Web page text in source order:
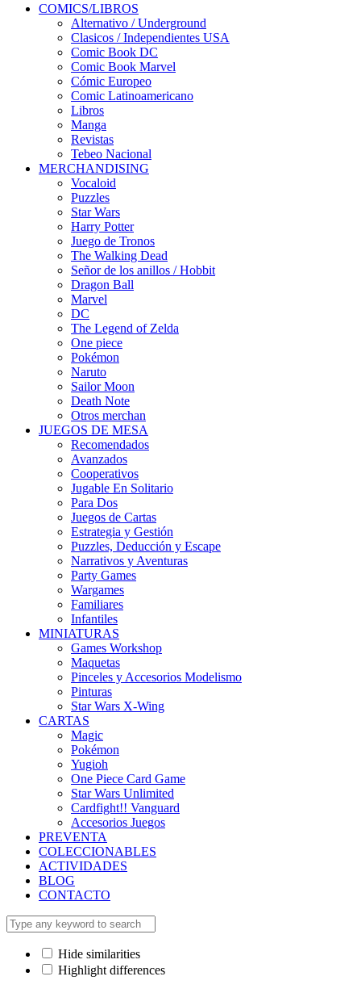
COMICS/LIBROS
Alternativo / Underground
Clasicos / Independientes USA
Comic Book DC
Comic Book Marvel
Cómic Europeo
Comic Latinoamericano
Libros
Manga
Revistas
Tebeo Nacional
MERCHANDISING
Vocaloid
Puzzles
Star Wars
Harry Potter
Juego de Tronos
The Walking Dead
Señor de los anillos / Hobbit
Dragon Ball
Marvel
DC
The Legend of Zelda
One piece
Pokémon
Naruto
Sailor Moon
Death Note
Otros merchan
JUEGOS DE MESA
Recomendados
Avanzados
Cooperativos
Jugable En Solitario
Para Dos
Juegos de Cartas
Estrategia y Gestión
Puzzles, Deducción y Escape
Narrativos y Aventuras
Party Games
Wargames
Familiares
Infantiles
MINIATURAS
Games Workshop
Maquetas
Pinceles y Accesorios Modelismo
Pinturas
Star Wars X-Wing
CARTAS
Magic
Pokémon
Yugioh
One Piece Card Game
Star Wars Unlimited
Cardfight!! Vanguard
Accesorios Juegos
PREVENTA
COLECCIONABLES
ACTIVIDADES
BLOG
CONTACTO
Hide similarities
Highlight differences